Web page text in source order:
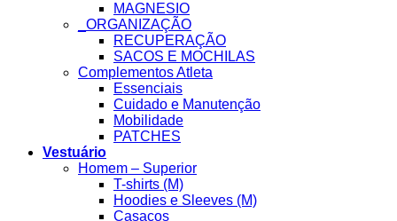
MAGNESIO
_ORGANIZAÇÃO
RECUPERAÇÃO
SACOS E MOCHILAS
Complementos Atleta
Essenciais
Cuidado e Manutenção
Mobilidade
PATCHES
Vestuário
Homem – Superior
T-shirts (M)
Hoodies e Sleeves (M)
Casacos